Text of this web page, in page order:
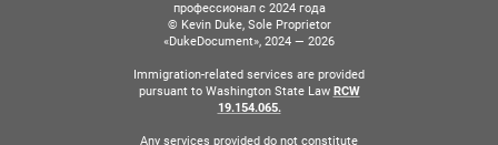
профессионал с 2024 года
© Kevin Duke, Sole Proprietor
«DukeDocument», 2024 — 2026
Immigration-related services are provided
pursuant to Washington State Law RCW
19.154.065.
Any services provided do not constitute